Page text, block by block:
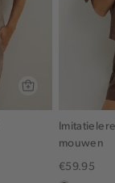
mouwen
€59.95